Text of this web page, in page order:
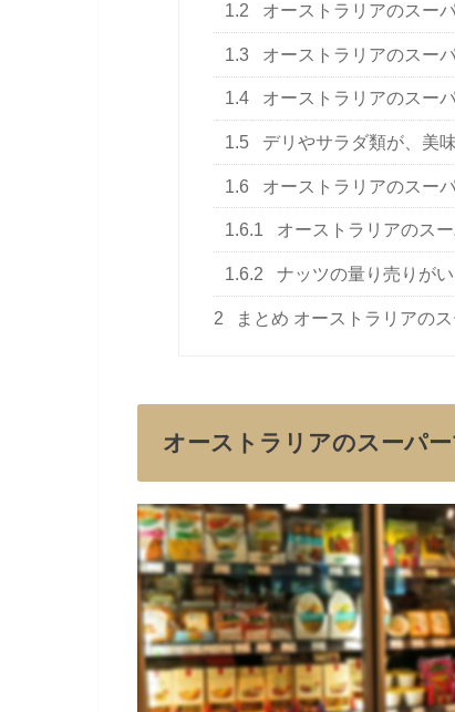
1.2 オーストラリアのスー
1.3 オーストラリアのスー
1.4 オーストラリアのスー
1.5 デリやサラダ類が、美
1.6 オーストラリアのスー
1.6.1 オーストラリアのス
1.6.2 ナッツの量り売りが
2 まとめ オーストラリアの
オーストラリアのスーパ